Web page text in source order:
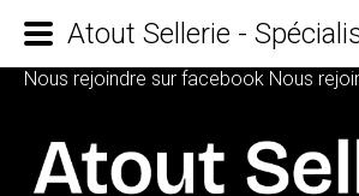
Nous rejoindre sur facebook Nous
Atout Sellerie -